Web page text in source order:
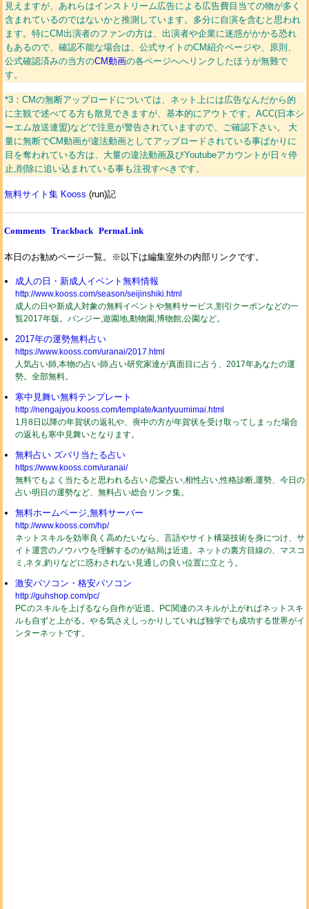
見えますが、あれらはインストリーム広告による広告費目当ての物が多く
含まれているのではないかと推測しています。多分に自演を含むと思われ
ます。特にCM出演者のファンの方は、出演者や企業に迷惑がかかる恐れ
もあるので、確認不能な場合は、公式サイトのCM紹介ページや、原則、
公式確認済みの当方のCM動画の各ページへへリンクしたほうが無難で
す。
*3：CMの無断アップロードについては、ネット上には広告なんだから的
に主観で述べてる方も散見できますが、基本的にアウトです。ACC(日本シ
ーエム放送連盟)などで注意が警告されていますので、ご確認下さい。 大
量に無断でCM動画が違法動画としてアップロードされている事ばかりに
目を奪われている方は、大量の違法動画及びYoutubeアカウントが日々停
止,削除に追い込まれている事も注視すべきです。
無料サイト集 Kooss (run)記
Comments Trackback PermaLink
本日のお勧めページ一覧。※以下は編集室外の内部リンクです。
成人の日・新成人イベント無料情報
http://www.kooss.com/season/seijinshiki.html
成人の日や新成人対象の無料イベントや無料サービス,割引クーポンなどの一
覧2017年版。バンジー,遊園地,動物園,博物館,公園など。
2017年の運勢無料占い
https://www.kooss.com/uranai/2017.html
人気占い師,本物の占い師,占い研究家達が真面目に占う、2017年あなたの運
勢。全部無料。
寒中見舞い無料テンプレート
http://nengajyou.kooss.com/template/kantyuumimai.html
1月8日以降の年賀状の返礼や、喪中の方が年賀状を受け取ってしまった場合
の返礼も寒中見舞いとなります。
無料占い ズバリ当たる占い
https://www.kooss.com/uranai/
無料でもよく当たると思われる占い 恋愛占い,相性占い,性格診断,運勢、今日の
占い明日の運勢など、無料占い総合リンク集。
無料ホームページ,無料サーバー
http://www.kooss.com/hp/
ネットスキルを効率良く高めたいなら、言語やサイト構築技術を身につけ、サ
イト運営のノウハウを理解するのが結局は近道。ネットの裏方目線の、マスコ
ミ,ネタ,釣りなどに惑わされない見通しの良い位置に立とう。
激安パソコン・格安パソコン
http://guhshop.com/pc/
PCのスキルを上げるなら自作が近道。PC関連のスキルが上がればネットスキ
ルも自ずと上がる。やる気さえしっかりしていれば独学でも成功する世界がイ
ンターネットです。